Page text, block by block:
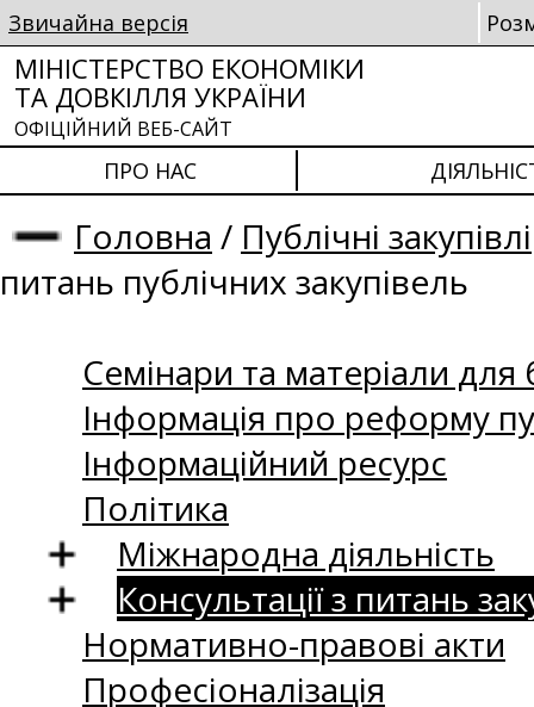
Звичайна версія
МІНІСТЕРСТВО ЕКОНОМІКИ
ТА ДОВКІЛЛЯ УКРАЇНИ
ОФІЦІЙНИЙ ВЕБ-САЙТ
ПРО НАС
Головна / Публічні закупівлі
питань публічних закупівель
Семінари та матеріали для
Інформація про реформу
Інформаційний ресурс
Політика
Міжнародна діяльність
Консультації з питань
Нормативно-правові акти
Професіоналізація